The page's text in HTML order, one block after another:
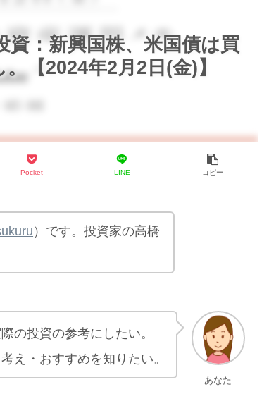
資：新興国株、米国債は買
【2024年2月2日(金)】
Pocket LINE コピー
）です。投資家の高橋
あなた
の投資の参考にしたい。
え・おすすめを知りたい。